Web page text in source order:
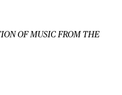
OF MUSIC FROM THE